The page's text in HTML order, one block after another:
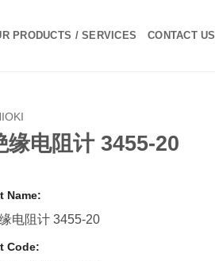
PRODUCTS / SERVICES CONTACT US
缘电阻计 3455-20
Name:
电阻计 3455-20
Code: